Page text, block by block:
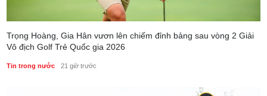
Trọng Hoàng, Gia Hân vươn lên chiếm đỉnh bảng sau vòng 2 Giải
Vô địch Golf Trẻ Quốc gia 2026
Tin trong nước 21 giờ trước